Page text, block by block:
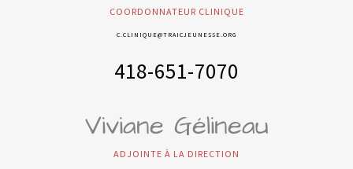
COORDONNATEUR CLINIQUE
C.CLINIQUE@TRAICJEUNESSE.ORG
418-651-7070
Viviane Gélineau
ADJOINTE À LA DIRECTION